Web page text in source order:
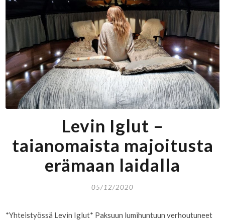
Levin Iglut –
taianomaista majoitusta
erämaan laidalla
05/12/2020
*Yhteistyössä Levin Iglut* Paksuun lumihuntuun verhoutuneet